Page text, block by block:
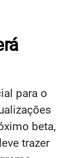
para o
beta,
trazer